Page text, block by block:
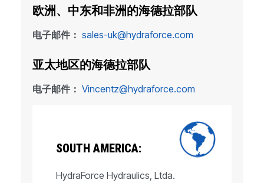
欧洲、中东和非洲的海德拉部队
电子邮件： sales-uk@hydraforce.com
亚太地区的海德拉部队
电子邮件： Vincentz@hydraforce.com
SOUTH AMERICA:
HydraForce Hydraulics, Ltda.